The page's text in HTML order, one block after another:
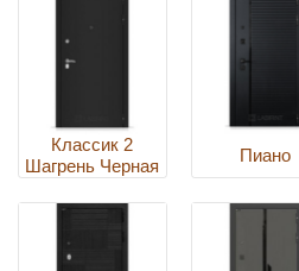
Классик 2
Шагрень Черная
Пиано